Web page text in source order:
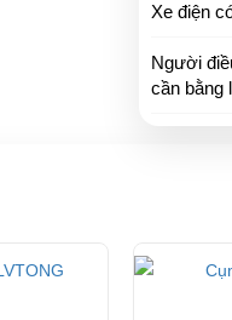
Xe điện
Người
cần bằng